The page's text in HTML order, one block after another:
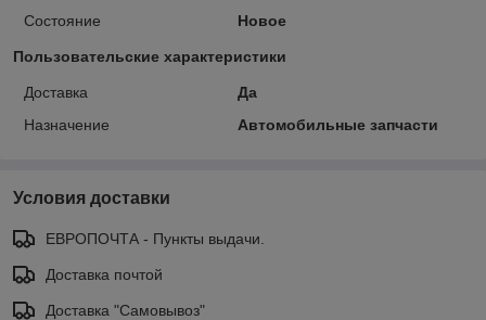
Состояние Новое
Пользовательские характеристики
Доставка
Да
Назначение
Автомобильные запчасти
Условия доставки
ЕВРОПОЧТА - Пункты выдачи.
Доставка почтой
Доставка "Самовывоз"